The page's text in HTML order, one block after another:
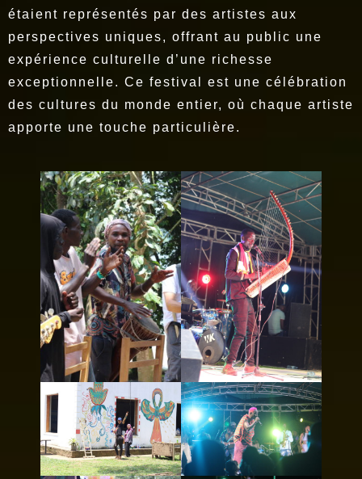
étaient représentés par des artistes aux
perspectives uniques, offrant au public une
expérience culturelle d’une richesse
exceptionnelle. Ce festival est une célébration
des cultures du monde entier, où chaque artiste
apporte une touche particulière.